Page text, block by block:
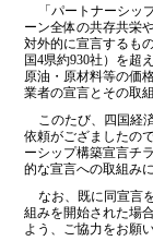
「パートナーシ
ーン全体の共存共栄
対外的に宣言するも
国4県約930社）を超
原油・原材料等の価
業者の宣言とその取
このたび、四国経
依頼がござましたの
ーシップ構築宣言チ
的な宣言への取組み
なお、既に同宣言
組みを開始された場
よう、ご協力をお願